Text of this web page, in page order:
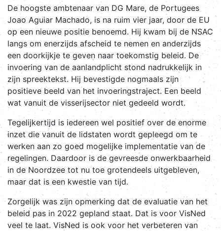
De hoogste ambtenaar van DG Mare, de Portugees
Joao Aguiar Machado, is na ruim vier jaar, door de EU
op een nieuwe positie benoemd. Hij kwam bij de NSAC
langs om enerzijds afscheid te nemen en anderzijds
een doorkijkje te geven naar toekomstig beleid. De
invoering van de aanlandplicht stond nadrukkelijk in
zijn spreektekst. Hij bevestigde nogmaals zijn
positieve beeld van het invoeringstraject. Een beeld
wat vanuit de visserijsector niet gedeeld wordt.
Tegelijkertijd is iedereen wel positief over de enorme
inzet die vanuit de lidstaten wordt gepleegd om te
werken aan zo goed mogelijke implementatie van de
regelingen. Daardoor is de gevreesde onwerkbaarheid
in de Noordzee tot nu toe grotendeels uitgebleven,
maar dat is een kwestie van tijd.
Zorgelijk was zijn opmerking dat de evaluatie van het
beleid pas in 2022 gepland staat. Dat is voor VisNed
veel te laat. VisNed is ook voor het verbeteren van